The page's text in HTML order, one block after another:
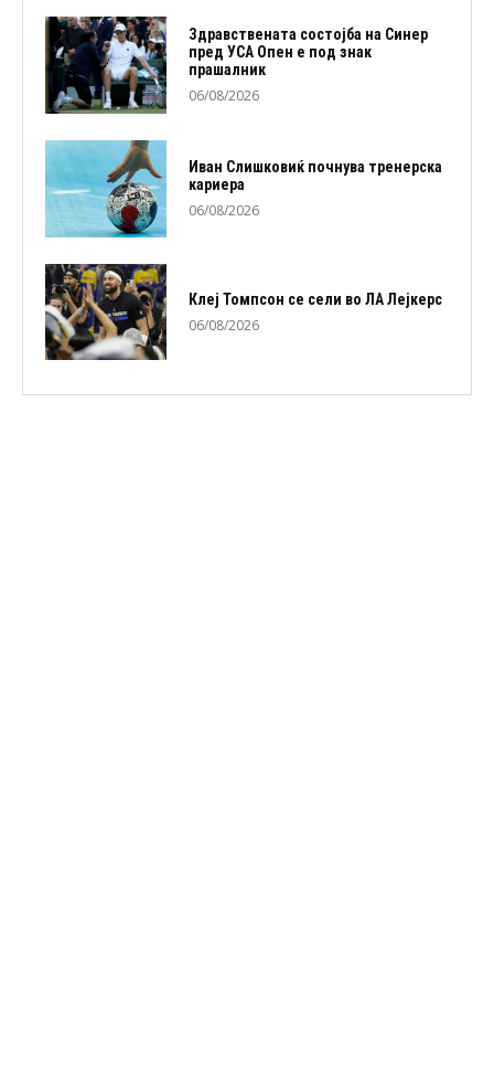
Здравствената состојба на Синер
пред УСА Опен е под знак
прашалник
06/08/2026
Иван Слишковиќ почнува тренерска
кариера
06/08/2026
Клеј Томпсон се сели во ЛА Лејкерс
06/08/2026